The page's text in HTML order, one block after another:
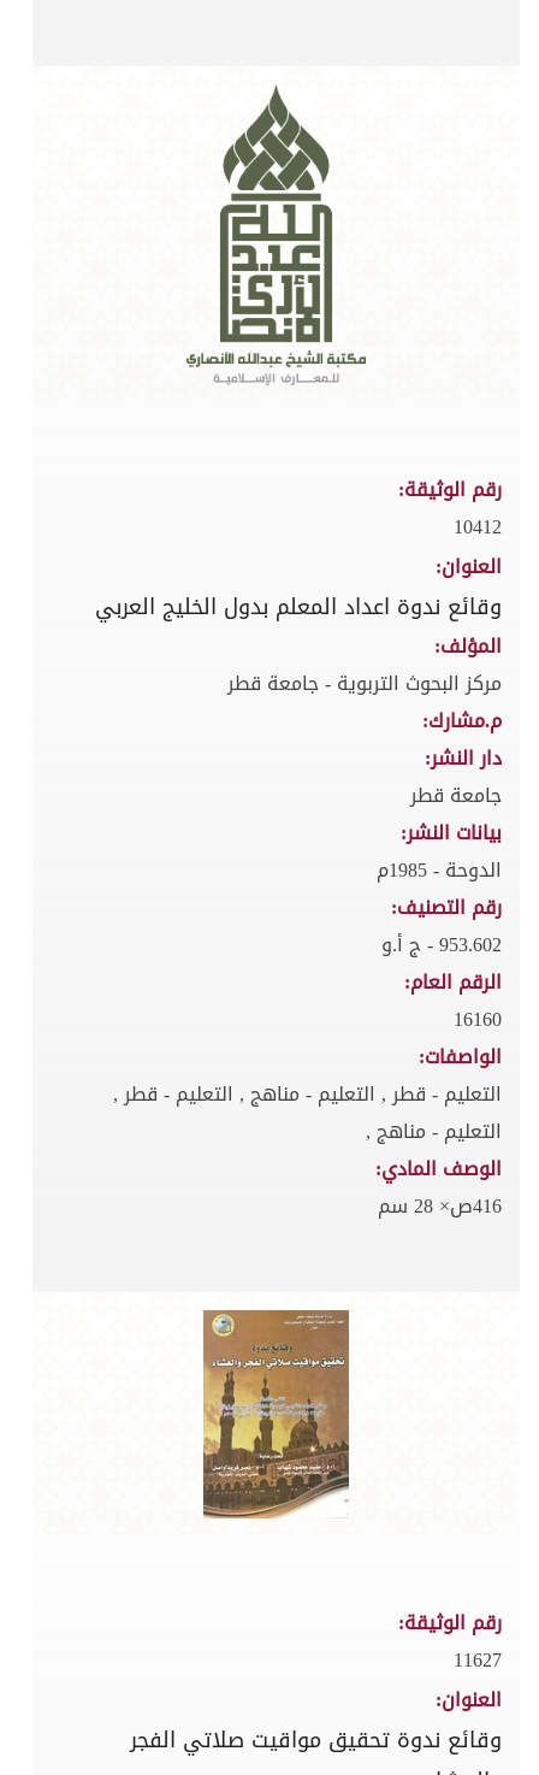
رقم الوثيقة:
10412
العنوان:
وقائع ندوة اعداد المعلم بدول الخليج العربي
المؤلف:
مركز البحوث التربوية - جامعة قطر
م.مشارك:
دار النشر:
جامعة قطر
بيانات النشر:
الدوحة - 1985م
رقم التصنيف:
953.602 - ج أ.و
الرقم العام:
16160
الواصفات:
التعليم - قطر , التعليم - مناهج , التعليم - قطر ,
التعليم - مناهج ,
الوصف المادي:
416ص× 28 سم
رقم الوثيقة:
11627
العنوان:
وقائع ندوة تحقيق مواقيت صلاتي الفجر